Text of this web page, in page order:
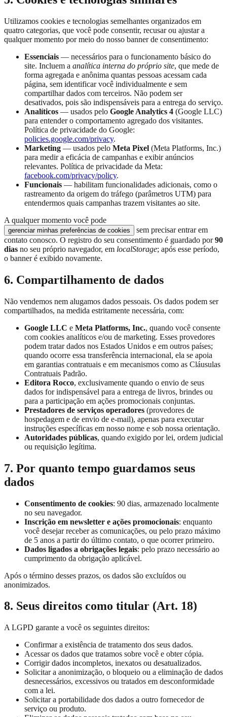
Utilizamos cookies e tecnologias semelhantes organizados em
quatro categorias, que você pode consentir, recusar ou ajustar a
qualquer momento por meio do nosso banner de consentimento:
Essenciais — necessários para o funcionamento básico do
site. Incluem a analítica interna do próprio site, que mede de
forma agregada e anônima quantas pessoas acessam cada
página, sem identificar você individualmente e sem
compartilhar dados com terceiros. Não podem ser
desativados, pois são indispensáveis para a entrega do serviço.
Analíticos — usados pelo Google Analytics 4 (Google LLC)
para entender o comportamento agregado dos visitantes.
Política de privacidade do Google:
policies.google.com/privacy.
Marketing — usados pelo Meta Pixel (Meta Platforms, Inc.)
para medir a eficácia de campanhas e exibir anúncios
relevantes. Política de privacidade da Meta:
facebook.com/privacy/policy.
Funcionais — habilitam funcionalidades adicionais, como o
rastreamento da origem do tráfego (parâmetros UTM) para
entendermos quais campanhas trazem visitantes ao site.
A qualquer momento você pode
gerenciar minhas preferências de cookies
sem precisar entrar em
contato conosco. O registro do seu consentimento é guardado por90
dias no seu próprio navegador, em localStorage; após esse período,
o banner é exibido novamente.
6. Compartilhamento de dados
Não vendemos nem alugamos dados pessoais. Os dados podem ser
compartilhados, na medida estritamente necessária, com:
Google LLC e Meta Platforms, Inc., quando você consente
com cookies analíticos e/ou de marketing. Esses provedores
podem tratar dados nos Estados Unidos e em outros países;
quando ocorre essa transferência internacional, ela se apoia
em garantias contratuais e em mecanismos como as Cláusulas
Contratuais Padrão.
Editora Rocco, exclusivamente quando o envio de seus
dados for indispensável para a entrega de livros, brindes ou
para a participação em ações promocionais conjuntas.
Prestadores de serviços operadores (provedores de
hospedagem e de envio de e-mail), apenas para executar
instruções específicas em nosso nome e sob nossa orientação.
Autoridades públicas, quando exigido por lei, ordem judicial
ou requisição legítima.
7. Por quanto tempo guardamos seus
dados
Consentimento de cookies: 90 dias, armazenado localmente
no seu navegador.
Inscrição em newsletter e ações promocionais: enquanto
você desejar receber as comunicações, ou pelo prazo máximo
de 5 anos a partir do último contato, o que ocorrer primeiro.
Dados ligados a obrigações legais: pelo prazo necessário ao
cumprimento da obrigação aplicável.
Após o término desses prazos, os dados são excluídos ou
anonimizados.
8. Seus direitos como titular (Art. 18)
A LGPD garante a você os seguintes direitos:
Confirmar a existência de tratamento dos seus dados.
Acessar os dados que tratamos sobre você e obter cópia.
Corrigir dados incompletos, inexatos ou desatualizados.
Solicitar a anonimização, o bloqueio ou a eliminação de dados
desnecessários, excessivos ou tratados em desconformidade
com a lei.
Solicitar a portabilidade dos dados a outro fornecedor de
serviço ou produto.